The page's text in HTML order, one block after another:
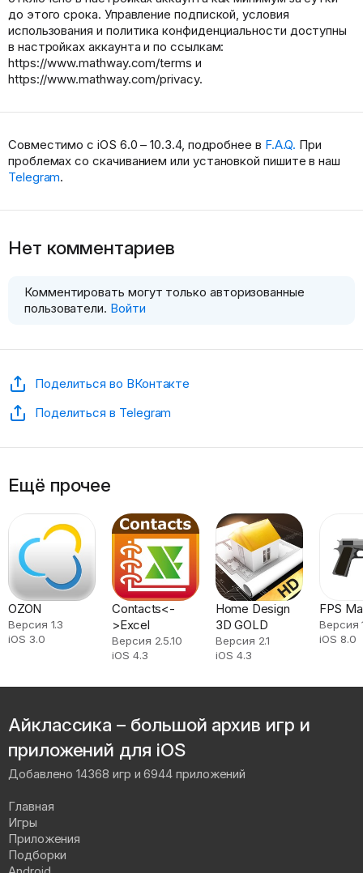
до этого срока. Управление подпиской, условия
использования и политика конфиденциальности доступны
в настройках аккаунта и по ссылкам:
https://www.mathway.com/terms и
https://www.mathway.com/privacy.
Совместимо с iOS 6.0 – 10.3.4, подробнее в F.A.Q. При
проблемах со скачиванием или установкой пишите в наш
Telegram.
Нет комментариев
Комментировать могут только авторизованные
пользователи. Войти
Поделиться во ВКонтакте
Поделиться в Telegram
Ещё прочее
OZON
Версия 1.3
iOS 3.0
Contacts<-
>Excel
Версия 2.5.10
iOS 4.3
Home Design
3D GOLD
Версия 2.1
iOS 4.3
FPS
Версия
iOS 8.0
Айклассика – большой архив игр и
приложений для iOS
Добавлено 14368 игр и 6944 приложений
Главная
Игры
Приложения
Подборки